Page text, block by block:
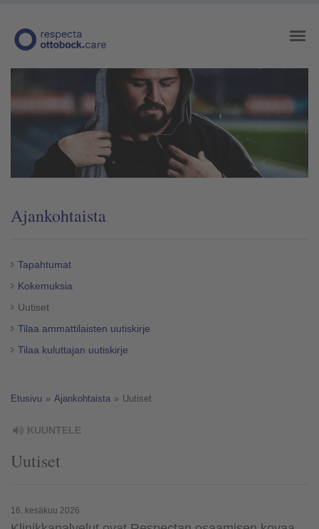
Ajankohtaista
Tapahtumat
Kokemuksia
Uutiset
Tilaa ammattilaisten uutiskirje
Tilaa kuluttajan uutiskirje
Etusivu » Ajankohtaista » Uutiset
KUUNTELE
Uutiset
16. kesäkuu 2026